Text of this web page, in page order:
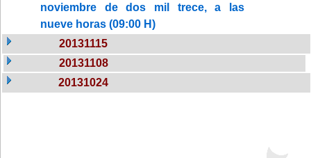
noviembre de dos mil trece, a las
nueve horas (09:00 H)
20131115
20131108
20131024